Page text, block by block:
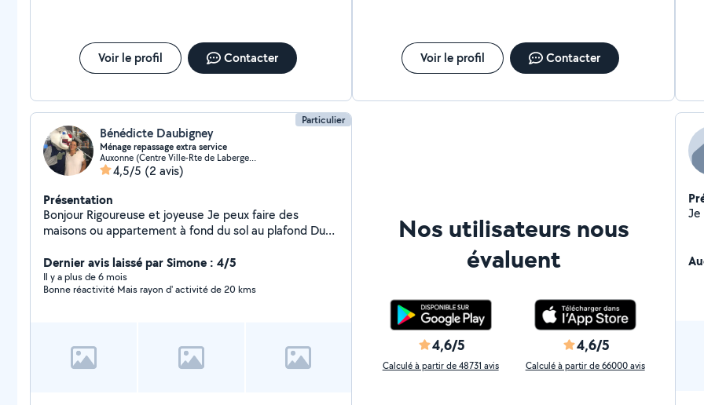
Voir le profil Contacter Voir le profil Contacter
Particulier
Bénédicte Daubigney
Ménage repassage extra service
Auxonne (Centre Ville-Rte de Labergement)
4,5/5 (2 avis)
Présentation
Bonjour Rigoureuse et joyeuse Je peux faire des
maisons ou appartement à fond du sol au plafond Du
ramène Je fais aussi des extra service plonge pour
mariage baptême anniversaire et possibilité d'être 2 À
bientôt
Dernier avis laissé par Simone : 4/5
Il y a plus de 6 mois
Bonne réactivité Mais rayon d' activité de 20 kms
Nos utilisateurs nous
évaluent
4,6/5
Calculé à partir de 48731 avis
4,6/5
Calculé à partir de 66000 avis